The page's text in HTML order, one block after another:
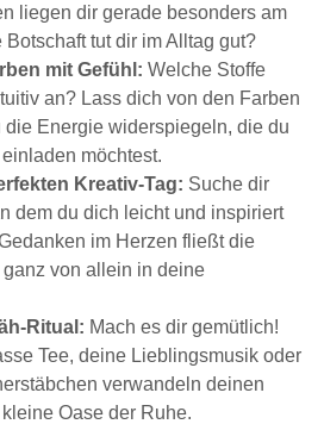
liegen dir gerade besonders am
Botschaft tut dir im Alltag gut?
mit Gefühl: Welche Stoffe
an? Lass dich von den Farben
die Energie widerspiegeln, die du
möchtest.
Kreativ-Tag: Suche dir
dem du dich leicht und inspiriert
im Herzen fließt die
von allein in deine
Ritual: Mach es dir gemütlich!
Tee, deine Lieblingsmusik oder
verwandeln deinen
Oase der Ruhe.